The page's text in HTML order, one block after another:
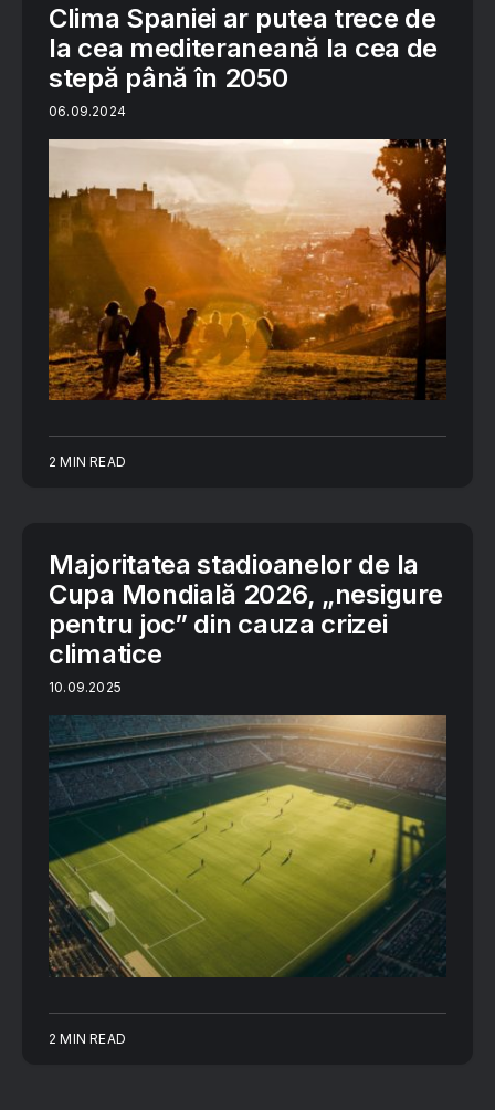
Clima Spaniei ar putea trece de
la cea mediteraneană la cea de
stepă până în 2050
06.09.2024
2 MIN READ
Majoritatea stadioanelor de la
Cupa Mondială 2026, „nesigure
pentru joc” din cauza crizei
climatice
10.09.2025
2 MIN READ